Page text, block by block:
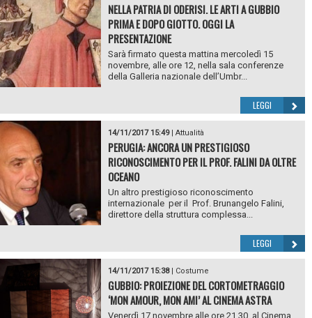
NELLA PATRIA DI ODERISI. LE ARTI A GUBBIO
PRIMA E DOPO GIOTTO. OGGI LA
PRESENTAZIONE
Sarà firmato questa mattina mercoledì 15
novembre, alle ore 12, nella sala conferenze
della Galleria nazionale dell’Umbr...
LEGGI
14/11/2017 15:49| Attualità
PERUGIA: ANCORA UN PRESTIGIOSO
RICONOSCIMENTO PER IL PROF. FALINI DA OLTRE
OCEANO
Un altro prestigioso riconoscimento
internazionale per il Prof. Brunangelo Falini,
direttore della struttura complessa...
LEGGI
14/11/2017 15:38| Costume
GUBBIO: PROIEZIONE DEL CORTOMETRAGGIO
‘MON AMOUR, MON AMI’ AL CINEMA ASTRA
Venerdì 17 novembre alle ore 21.30, al Cinema